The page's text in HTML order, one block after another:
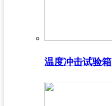
温度冲击试验箱